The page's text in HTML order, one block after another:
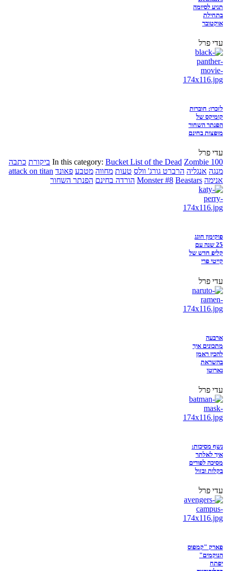
תגיע לסיומה
בתחילת
אוקטובר
עדי פרל
לזכרו: חוברות
קומיקס של
הפנתר השחור
מופצות בחינם
עדי פרל
In this category: Bucket List of the Dead Zombie 100 ביקורת כתבה
מנגה אנגליה הרברט גורג' וולס טעות מחווה מטבע פאונד attack on titan
אנימה
Monster #8 Beastars הורדה בחינם הפנתר השחור
פוקימון חוגג
25 שנה עם
קליפ חדש של
קייטי פרי
עדי פרל
ארבעה
מתכונים איך
להכין ראמן
בהשראת
נארוטו
עדי פרל
נשף מסיכות:
איך לאלתר
מסיכה לפורים
בקלות ובזול
עדי פרל
פארק "קמפוס
הנוקמים"
יפתח